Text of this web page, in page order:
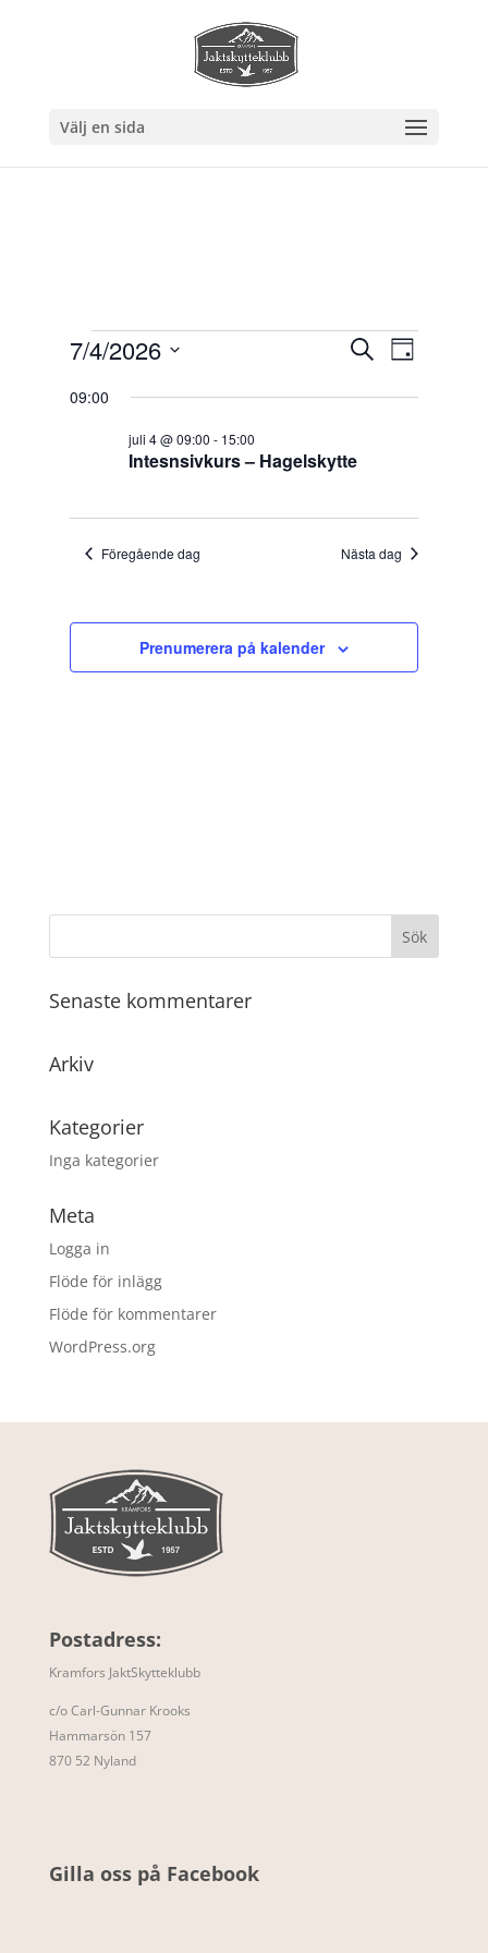
Välj en sida
Evenemang
4
2026
and
Navigation
Sök Dag
7/4/2026
datum.
09:00
Intesnsivkurs – Hagelskytte
juli 4 @ 09:00 - 15:00
Föregående dag Nästa dag
Prenumerera på kalender
Senaste kommentarer
Arkiv
Kategorier
Inga kategorier
Meta
Logga in
Flöde för inlägg
Flöde för kommentarer
WordPress.org
Postadress:
Kramfors JaktSkytteklubb
c/o Carl-Gunnar Krooks
Hammarsön 157
870 52 Nyland
Gilla oss på Facebook